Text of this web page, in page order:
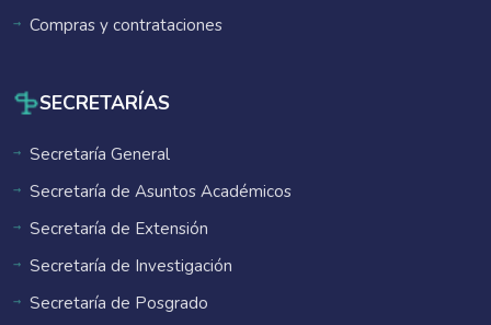
Compras y contrataciones
SECRETARÍAS
Secretaría General
Secretaría de Asuntos Académicos
Secretaría de Extensión
Secretaría de Investigación
Secretaría de Posgrado